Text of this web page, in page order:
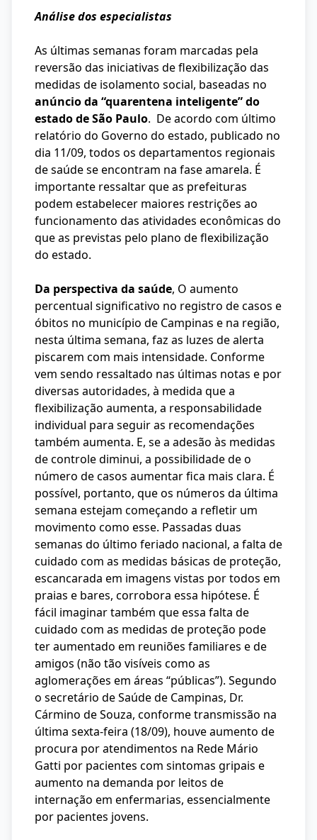
Análise dos especialistas
As últimas semanas foram marcadas pela
reversão das iniciativas de flexibilização das
medidas de isolamento social, baseadas no
anúncio da “quarentena inteligente” do
estado de São Paulo. De acordo com último
relatório do Governo do estado, publicado no
dia 11/09, todos os departamentos regionais
de saúde se encontram na fase amarela. É
importante ressaltar que as prefeituras
podem estabelecer maiores restrições ao
funcionamento das atividades econômicas do
que as previstas pelo plano de flexibilização
do estado.
Da perspectiva da saúde, O aumento
percentual significativo no registro de casos e
óbitos no município de Campinas e na região,
nesta última semana, faz as luzes de alerta
piscarem com mais intensidade. Conforme
vem sendo ressaltado nas últimas notas e por
diversas autoridades, à medida que a
flexibilização aumenta, a responsabilidade
individual para seguir as recomendações
também aumenta. E, se a adesão às medidas
de controle diminui, a possibilidade de o
número de casos aumentar fica mais clara. É
possível, portanto, que os números da última
semana estejam começando a refletir um
movimento como esse. Passadas duas
semanas do último feriado nacional, a falta de
cuidado com as medidas básicas de proteção,
escancarada em imagens vistas por todos em
praias e bares, corrobora essa hipótese. É
fácil imaginar também que essa falta de
cuidado com as medidas de proteção pode
ter aumentado em reuniões familiares e de
amigos (não tão visíveis como as
aglomerações em áreas “públicas”). Segundo
o secretário de Saúde de Campinas, Dr.
Cármino de Souza, conforme transmissão na
última sexta-feira (18/09), houve aumento de
procura por atendimentos na Rede Mário
Gatti por pacientes com sintomas gripais e
aumento na demanda por leitos de
internação em enfermarias, essencialmente
por pacientes jovens.